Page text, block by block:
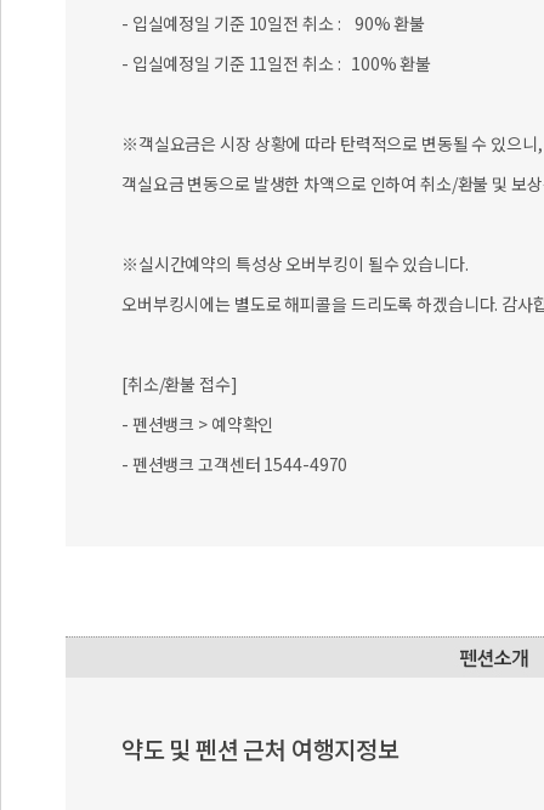
- 입실예정일 기준 10일전 취소 : 90% 환불
- 입실예정일 기준 11일전 취소 : 100% 환불
※객실요금은 시장 상황에 따라 탄력적으로 변동될 수 있으
객실요금 변동으로 발생한 차액으로 인하여 취소/환불 및 보
※실시간예약의 특성상 오버부킹이 될수 있습니다.
오버부킹시에는 별도로 해피콜을 드리도록 하겠습니다. 감사
[취소/환불 접수]
- 펜션뱅크 > 예약확인
- 펜션뱅크 고객센터 1544-4970
약도 및 펜션 근처 여행지정보